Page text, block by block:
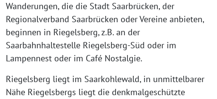
Wanderungen, die die Stadt Saarbrücken, der
Regionalverband Saarbrücken oder Vereine anbieten,
beginnen in Riegelsberg, z.B. an der
Saarbahnhaltestelle Riegelsberg-Süd oder im
Lampennest oder im Café Nostalgie.
Riegelsberg liegt im Saarkohlewald, in unmittelbarer
Nähe Riegelsbergs liegt die denkmalgeschützte